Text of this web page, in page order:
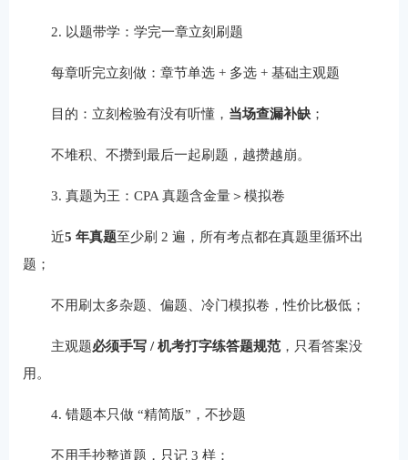
2. 以题带学：学完一章立刻刷题
每章听完立刻做：章节单选 + 多选 + 基础主观题
目的：立刻检验有没有听懂， 当场查漏补缺；
不堆积、不攒到最后一起刷题，越攒越崩。
3. 真题为王：CPA 真题含金量＞模拟卷
近5 年真题至少刷 2 遍，所有考点都在真题里循环出
题；
不用刷太多杂题、偏题、冷门模拟卷，性价比极低；
主观题必须手写 / 机考打字练答题规范，只看答案没
用。
4. 错题本只做 “精简版”，不抄题
不用手抄整道题，只记 3 样：